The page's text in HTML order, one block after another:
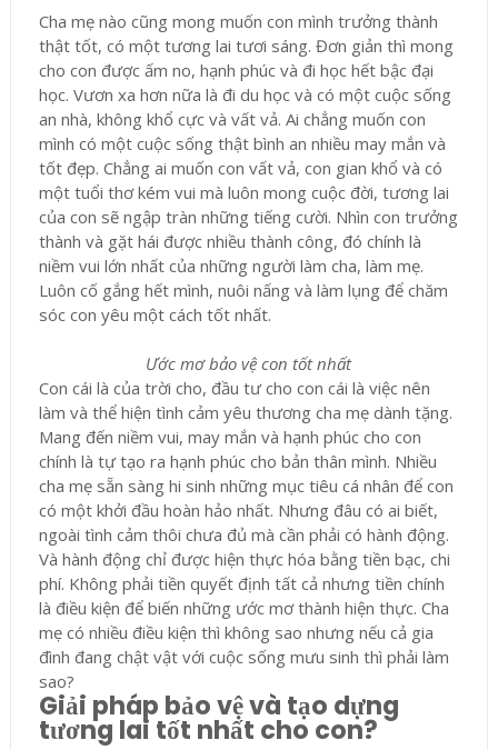
Cha mẹ nào cũng mong muốn con mình trưởng thành
thật tốt, có một tương lai tươi sáng. Đơn giản thì mong
cho con được ấm no, hạnh phúc và đi học hết bậc đại
học. Vươn xa hơn nữa là đi du học và có một cuộc sống
an nhà, không khổ cực và vất vả. Ai chẳng muốn con
mình có một cuộc sống thật bình an nhiều may mắn và
tốt đẹp. Chẳng ai muốn con vất vả, con gian khổ và có
một tuổi thơ kém vui mà luôn mong cuộc đời, tương lai
của con sẽ ngập tràn những tiếng cười. Nhìn con trưởng
thành và gặt hái được nhiều thành công, đó chính là
niềm vui lớn nhất của những người làm cha, làm mẹ.
Luôn cố gắng hết mình, nuôi nấng và làm lụng để chăm
sóc con yêu một cách tốt nhất.
Ước mơ bảo vệ con tốt nhất
Con cái là của trời cho, đầu tư cho con cái là việc nên
làm và thể hiện tình cảm yêu thương cha mẹ dành tặng.
Mang đến niềm vui, may mắn và hạnh phúc cho con
chính là tự tạo ra hạnh phúc cho bản thân mình. Nhiều
cha mẹ sẵn sàng hi sinh những mục tiêu cá nhân để con
có một khởi đầu hoàn hảo nhất. Nhưng đâu có ai biết,
ngoài tình cảm thôi chưa đủ mà cần phải có hành động.
Và hành động chỉ được hiện thực hóa bằng tiền bạc, chi
phí. Không phải tiền quyết định tất cả nhưng tiền chính
là điều kiện để biến những ước mơ thành hiện thực. Cha
mẹ có nhiều điều kiện thì không sao nhưng nếu cả gia
đình đang chật vật với cuộc sống mưu sinh thì phải làm
sao?
Giải pháp bảo vệ và tạo dựng
tương lai tốt nhất cho con?